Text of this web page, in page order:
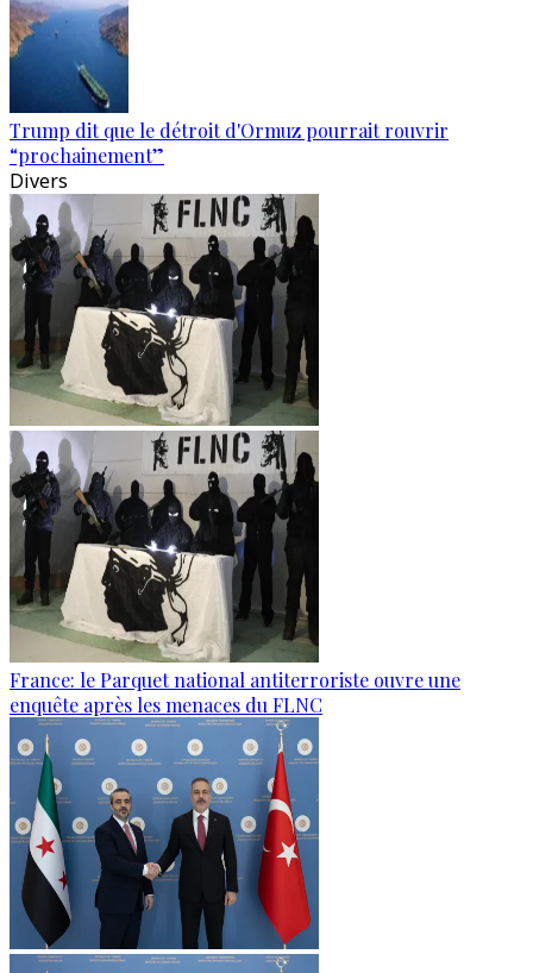
Trump dit que le détroit d'Ormuz pourrait rouvrir
“prochainement”
Divers
France: le Parquet national antiterroriste ouvre une
enquête après les menaces du FLNC